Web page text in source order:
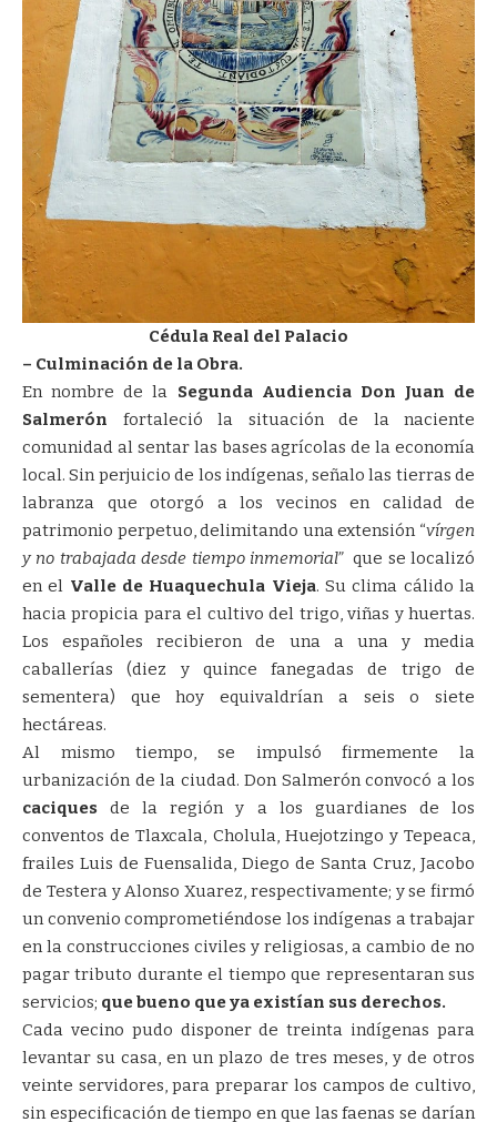
Cédula Real del Palacio
– Culminación de la Obra.
En nombre de la Segunda Audiencia Don Juan de
Salmerón fortaleció la situación de la naciente
comunidad al sentar las bases agrícolas de la economía
local. Sin perjuicio de los indígenas, señalo las tierras de
labranza que otorgó a los vecinos en calidad de
patrimonio perpetuo, delimitando una extensión “vírgen
y no trabajada desde tiempo inmemorial”que se localizó
en el Valle de Huaquechula Vieja. Su clima cálido la
hacia propicia para el cultivo del trigo, viñas y huertas.
Los españoles recibieron de una a una y media
caballerías (diez y quince fanegadas de trigo de
sementera) que hoy equivaldrían a seis o siete
hectáreas.
Al mismo tiempo, se impulsó firmemente la
urbanización de la ciudad. Don Salmerón convocó a los
caciques de la región y a los guardianes de los
conventos de Tlaxcala, Cholula, Huejotzingo y Tepeaca,
frailes Luis de Fuensalida, Diego de Santa Cruz, Jacobo
de Testera y Alonso Xuarez, respectivamente; y se firmó
un convenio comprometiéndose los indígenas a trabajar
en la construcciones civiles y religiosas, a cambio de no
pagar tributo durante el tiempo que representaran sus
servicios; que bueno que ya existían sus derechos.
Cada vecino pudo disponer de treinta indígenas para
levantar su casa, en un plazo de tres meses, y de otros
veinte servidores, para preparar los campos de cultivo,
sin especificación de tiempo en que las faenas se darían